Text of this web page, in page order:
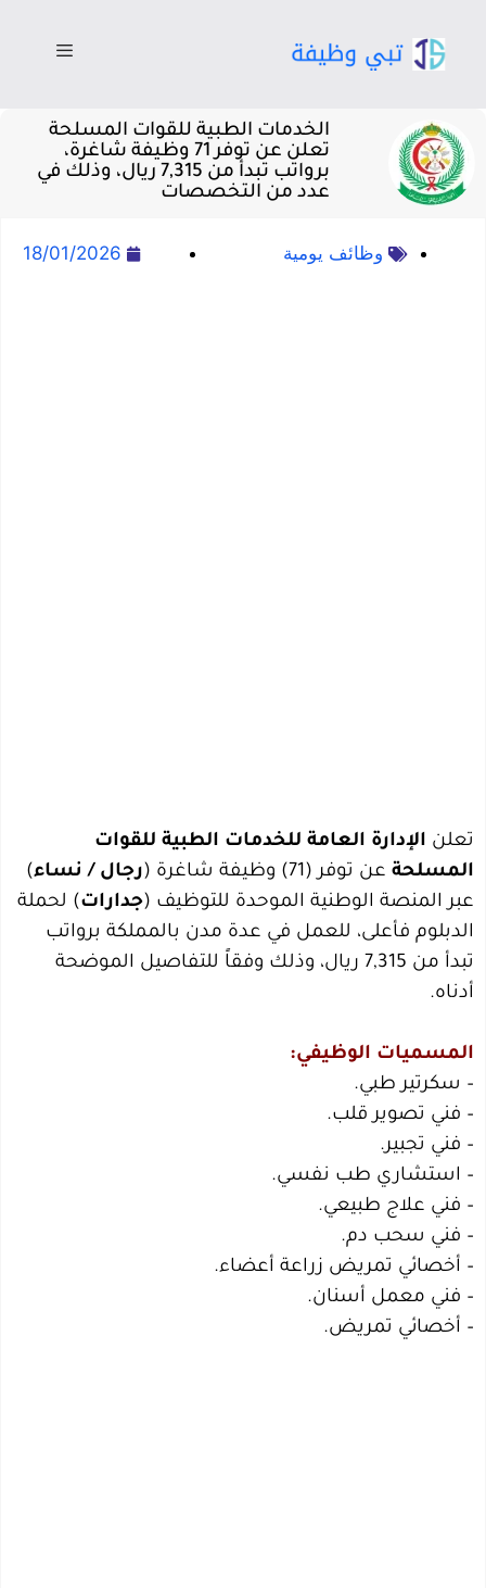
الخدمات الطبية للقوات المسلحة
تعلن عن توفر 71 وظيفة شاغرة،
برواتب تبدأ من 7,315 ريال، وذلك في
عدد من التخصصات
وظائف يومية 18/01/2026
تعلن الإدارة العامة للخدمات الطبية للقوات
المسلحة عن توفر (71) وظيفة شاغرة ( رجال / نساء)
عبر المنصة الوطنية الموحدة للتوظيف (جدارات) لحملة
الدبلوم فأعلى، للعمل في عدة مدن بالمملكة برواتب
تبدأ من 7,315 ريال، وذلك وفقاً للتفاصيل الموضحة
أدناه.
المسميات الوظيفي:
– سكرتير طبي.
– فني تصوير قلب.
– فني تجبير.
– استشاري طب نفسي.
– فني علاج طبيعي.
– فني سحب دم.
– أخصائي تمريض زراعة أعضاء.
– فني معمل أسنان.
– أخصائي تمريض.